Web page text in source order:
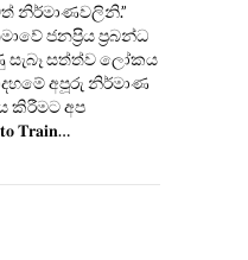
නිර්මාණවලිනි.”
ජනප්‍රිය ප්‍රබන්ධ
සැබෑ සත්ත්ව ලෝකය
අපූරු නිර්මාණ
කිරීමට අප
𝐓𝐫𝐚𝐢𝐧…